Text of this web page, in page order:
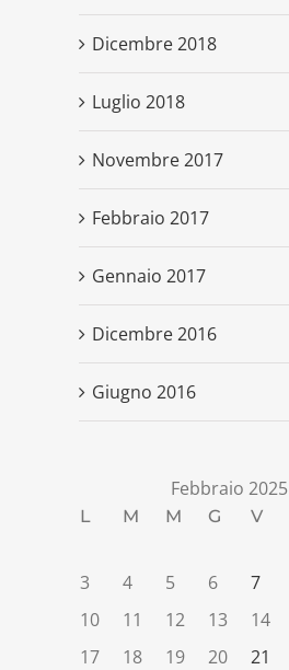
Dicembre 2018
Luglio 2018
Novembre 2017
Febbraio 2017
Gennaio 2017
Dicembre 2016
Giugno 2016
Febbraio 2025
L M M G V
3
4 5 6 7
10
11 12 13 14
17
18 19 20 21